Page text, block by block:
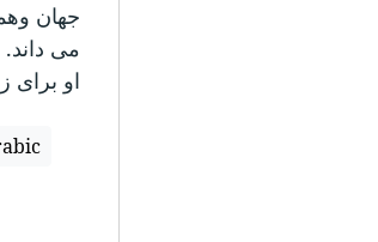
جهان
می داند.
او برای